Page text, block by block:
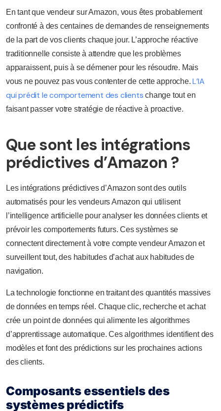
En tant que vendeur sur Amazon, vous êtes probablement
confronté à des centaines de demandes de renseignements
de la part de vos clients chaque jour. L’approche réactive
traditionnelle consiste à attendre que les problèmes
apparaissent, puis à se démener pour les résoudre. Mais
vous ne pouvez pas vous contenter de cette approche.L’IA
qui prédit le comportement des clients change tout en
faisant passer votre stratégie de réactive à proactive.
Que sont les intégrations
prédictives d’Amazon ?
Les intégrations prédictives d’Amazon sont des outils
automatisés pour les vendeurs Amazon qui utilisent
l’intelligence artificielle pour analyser les données clients et
prévoir les comportements futurs. Ces systèmes se
connectent directement à votre compte vendeur Amazon et
surveillent tout, des habitudes d’achat aux habitudes de
navigation.
La technologie fonctionne en traitant des quantités massives
de données en temps réel. Chaque clic, recherche et achat
crée un point de données qui alimente les algorithmes
d’apprentissage automatique. Ces algorithmes identifient des
modèles et font des prédictions sur les prochaines actions
des clients.
Composants essentiels des
systèmes prédictifs